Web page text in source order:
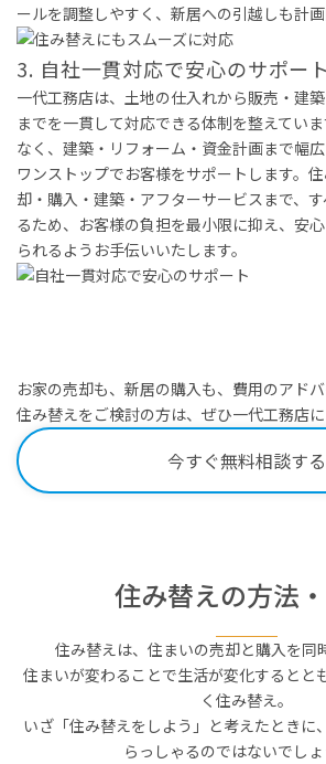
ールを調整しやすく、新居への引越しも計画
3. 自社一貫対応で安心のサポート
一代工務店は、土地の仕入れから販売・建
までを一貫して対応できる体制を整えてい
なく、建築・リフォーム・資金計画まで幅広
ワンストップでお客様をサポートします。
却・購入・建築・アフターサービスまで、
るため、お客様の負担を最小限に抑え、安
られるようお手伝いいたします。
お家の売却も、新居の購入も、費用のアド
住み替えをご検討の方は、ぜひ一代工務店に
今すぐ無料相談する
住み替えの方法
住み替えは、住まいの売却と購入を同
住まいが変わることで生活が変化するとと
く住み替え。
いざ「住み替えをしよう」と考えたときに
らっしゃるのではないでしょ